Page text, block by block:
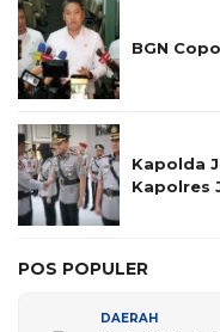
BGN
Kapolda
Kapolres
POS POPULER
DAERAH